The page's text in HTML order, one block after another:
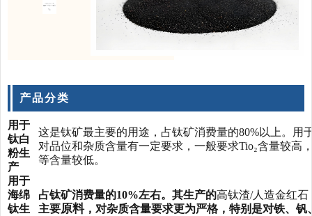
产品分类
用于
钛白
粉生
产
这是钛矿最主要的用途，占钛矿消费量的80%以上。用
对品位和杂质含量有一定要求，一般要求Tio₂含量较高
等含量较低。
用于
海绵
钛生
占钛矿消费量的10%左右。其生产的高钛渣/人造金红石
主要原料，对杂质含量要求更为严格，特别是对铁、钒